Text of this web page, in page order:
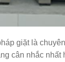
giặt là
cân nhắc nhất